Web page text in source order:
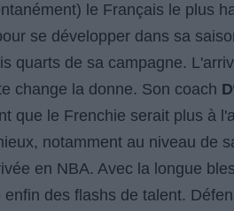
le Français le plus
se développer dans sa
quarts de sa campagne.
change la donne. Son coach
que le Frenchie serait plus à
notamment au niveau de
en NBA. Avec la longue
enfin des flashs de talent.